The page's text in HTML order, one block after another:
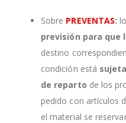
Sobre PREVENTAS:
previsión para que
destino
condición está
de reparto de los
pedido con artículos
el material se